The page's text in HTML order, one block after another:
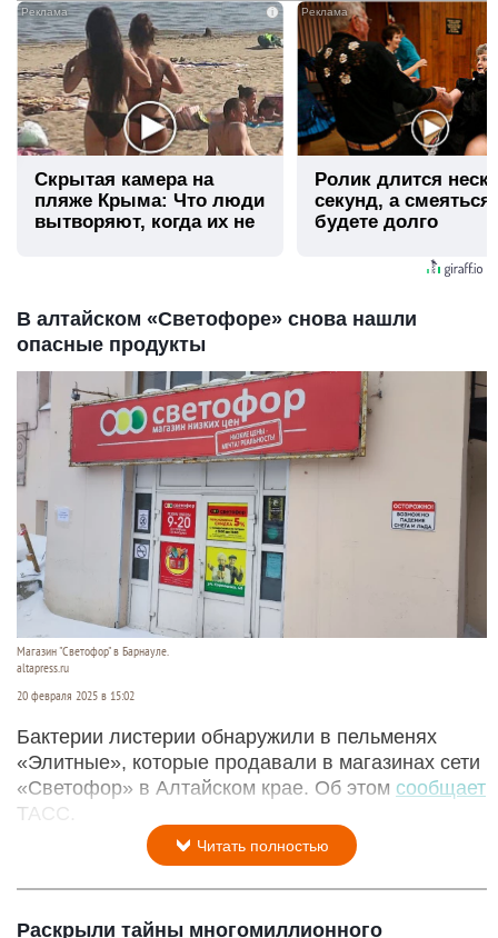
i
Скрытая камера на
пляже Крыма: Что люди
вытворяют, когда их не
Ролик длится
секунд, а
будете долго
В алтайском «Светофоре» снова нашли
опасные продукты
Магазин "Светофор" в Барнауле.
altapress.ru
20 февраля 2025 в 15:02
Бактерии листерии обнаружили в пельменях
«Элитные», которые продавали в магазинах сети
«Светофор» в Алтайском крае. Об этом сообщает
ТАСС.
Читать полностью
Раскрыли тайны многомиллионного